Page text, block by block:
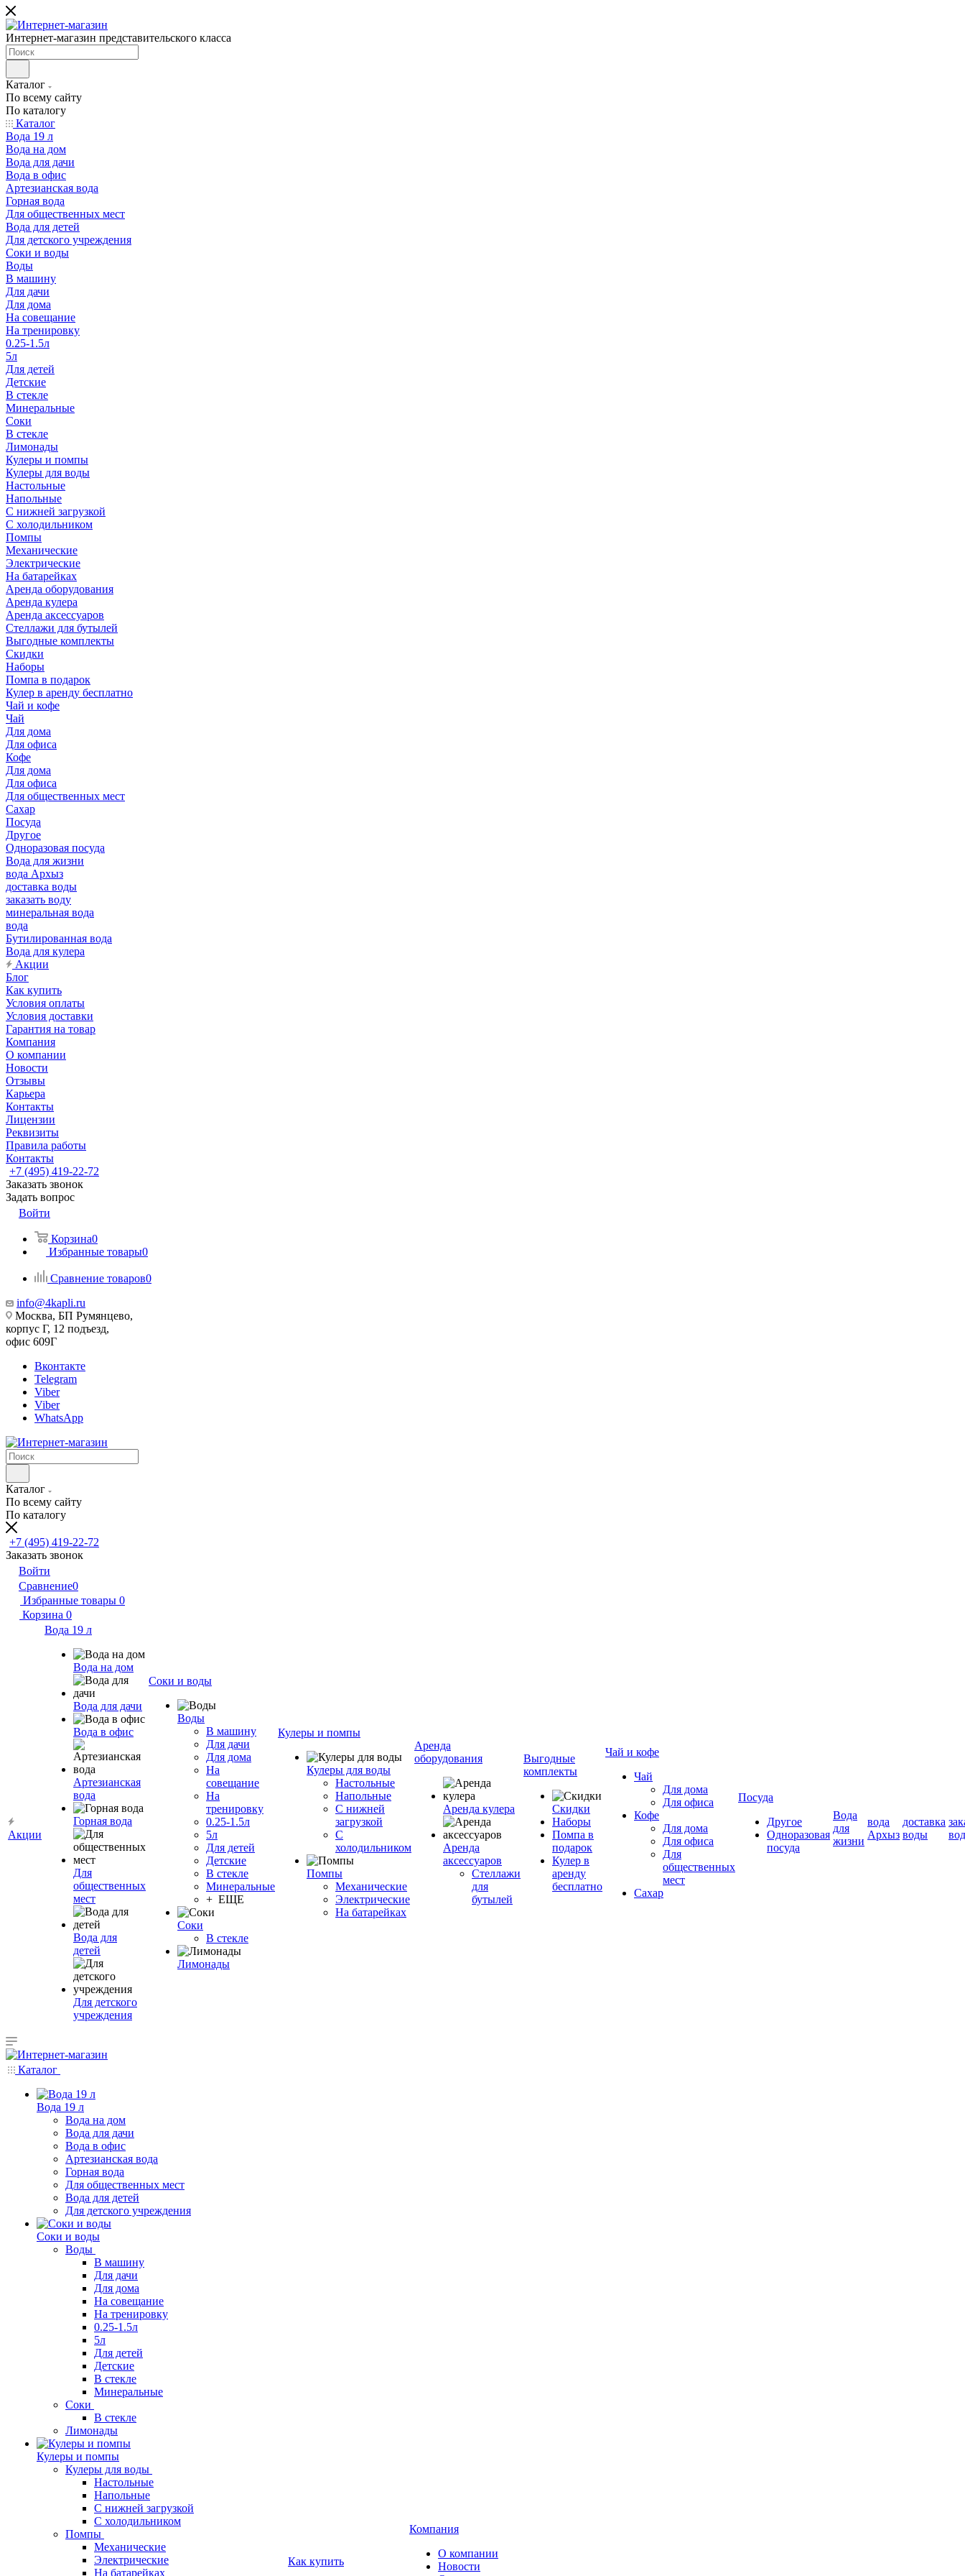
Интернет-магазин представительского класса
Каталог
По всему сайту
По каталогу
Каталог
Вода 19 л
Вода на дом
Вода для дачи
Вода в офис
Артезианская вода
Горная вода
Для общественных мест
Вода для детей
Для детского учреждения
Соки и воды
Воды
В машину
Для дачи
Для дома
На совещание
На тренировку
0.25-1.5л
5л
Для детей
Детские
В стекле
Минеральные
Соки
В стекле
Лимонады
Кулеры и помпы
Кулеры для воды
Настольные
Напольные
С нижней загрузкой
С холодильником
Помпы
Механические
Электрические
На батарейках
Аренда оборудования
Аренда кулера
Аренда аксессуаров
Стеллажи для бутылей
Выгодные комплекты
Скидки
Наборы
Помпа в подарок
Кулер в аренду бесплатно
Чай и кофе
Чай
Для дома
Для офиса
Кофе
Для дома
Для офиса
Для общественных мест
Сахар
Посуда
Другое
Одноразовая посуда
Вода для жизни
вода Архыз
доставка воды
заказать воду
минеральная вода
вода
Бутилированная вода
Вода для кулера
Акции
Блог
Как купить
Условия оплаты
Условия доставки
Гарантия на товар
Компания
О компании
Новости
Отзывы
Карьера
Контакты
Лицензии
Реквизиты
Правила работы
Контакты
+7 (495) 419-22-72
Заказать звонок
Задать вопрос
Войти
Корзина0
Избранные товары0
Сравнение товаров0
info@4kapli.ru
Москва, БП Румянцево,
корпус Г, 12 подъезд,
офис 609Г
Вконтакте
Telegram
Viber
Viber
WhatsApp
Каталог
По всему сайту
По каталогу
+7 (495) 419-22-72
Заказать звонок
Войти
Сравнение0
Избранные товары 0
Корзина 0
Акции
Вода 19 л
Вода на дом
Вода для дачи
Вода в офис
Артезианская
вода
Горная вода
Для
общественных
мест
Вода для
детей
Для детского
учреждения
Соки и воды
Воды
В машину
Для дачи
Для дома
На
совещание
На
тренировку
0.25-1.5л
5л
Для детей
Детские
В стекле
Минеральные
+ ЕЩЕ
Соки
В стекле
Лимонады
Кулеры и помпы
Кулеры для воды
Настольные
Напольные
С нижней
загрузкой
С
холодильником
Помпы
Механические
Электрические
На батарейках
Аренда
оборудования
Аренда кулера
Аренда
аксессуаров
Стеллажи
для
бутылей
Выгодные
комплекты
Скидки
Наборы
Помпа в
подарок
Кулер в
аренду
бесплатно
Чай и кофе
Чай
Для дома
Для офиса
Кофе
Для дома
Для офиса
Для
общественных
мест
Сахар
Посуда
Другое
Одноразовая
посуда
Вода
для
жизни
вода
Архыз
доставка
воды
Каталог
Вода 19 л
Вода на дом
Вода для дачи
Вода в офис
Артезианская вода
Горная вода
Для общественных мест
Вода для детей
Для детского учреждения
Соки и воды
Воды
В машину
Для дачи
Для дома
На совещание
На тренировку
0.25-1.5л
5л
Для детей
Детские
В стекле
Минеральные
Соки
В стекле
Лимонады
Кулеры и помпы
Кулеры для воды
Настольные
Напольные
С нижней загрузкой
С холодильником
Помпы
Механические
Электрические
На батарейках
Как купить
Компания
О компании
Новости